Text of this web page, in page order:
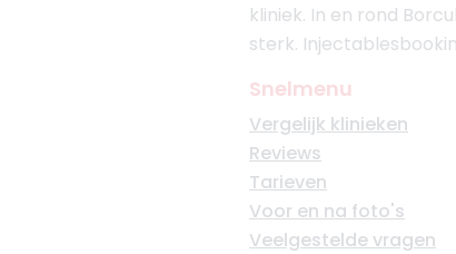
kliniek. In en rond
sterk.
Snelmenu
Vergelijk klinieken
Reviews
Tarieven
Voor en na foto's
Veelgestelde vragen